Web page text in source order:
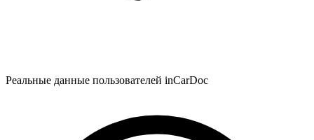
Реальные данные пользователей inCarDoc